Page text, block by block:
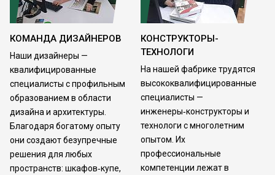
КОМАНДА ДИЗАЙНЕРОВ
Наши дизайнеры —
квалифицированные
специалисты с профильным
образованием в области
дизайна и архитектуры.
Благодаря богатому опыту
они создают безупречные
решения для любых
пространств: шкафов‑купе,
КОНСТРУКТОРЫ-
ТЕХНОЛОГИ
На нашей фабрике трудятся
высококвалифицированные
специалисты —
инженеры‑конструкторы и
технологи с многолетним
опытом. Их
профессиональные
компетенции лежат в